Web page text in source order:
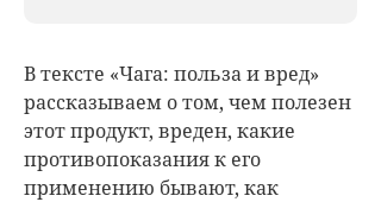
В тексте «Чага: польза и вред»
рассказываем о том, чем полезен
этот продукт, вреден, какие
противопоказания к его
применению бывают, как